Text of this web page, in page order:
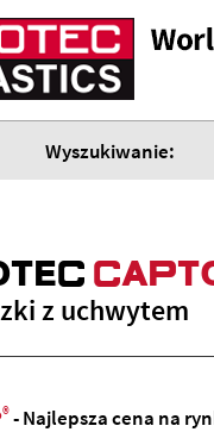
Wyszukiwanie:
z uchwytem
®- Najlepsza cena na